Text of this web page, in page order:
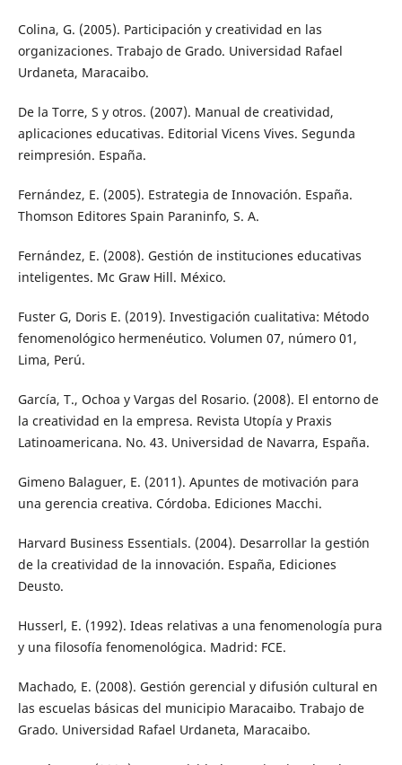
Colina, G. (2005). Participación y creatividad en las
organizaciones. Trabajo de Grado. Universidad Rafael
Urdaneta, Maracaibo.
De la Torre, S y otros. (2007). Manual de creatividad,
aplicaciones educativas. Editorial Vicens Vives. Segunda
reimpresión. España.
Fernández, E. (2005). Estrategia de Innovación. España.
Thomson Editores Spain Paraninfo, S. A.
Fernández, E. (2008). Gestión de instituciones educativas
inteligentes. Mc Graw Hill. México.
Fuster G, Doris E. (2019). Investigación cualitativa: Método
fenomenológico hermenéutico. Volumen 07, número 01,
Lima, Perú.
García, T., Ochoa y Vargas del Rosario. (2008). El entorno de
la creatividad en la empresa. Revista Utopía y Praxis
Latinoamericana. No. 43. Universidad de Navarra, España.
Gimeno Balaguer, E. (2011). Apuntes de motivación para
una gerencia creativa. Córdoba. Ediciones Macchi.
Harvard Business Essentials. (2004). Desarrollar la gestión
de la creatividad de la innovación. España, Ediciones
Deusto.
Husserl, E. (1992). Ideas relativas a una fenomenología pura
y una filosofía fenomenológica. Madrid: FCE.
Machado, E. (2008). Gestión gerencial y difusión cultural en
las escuelas básicas del municipio Maracaibo. Trabajo de
Grado. Universidad Rafael Urdaneta, Maracaibo.